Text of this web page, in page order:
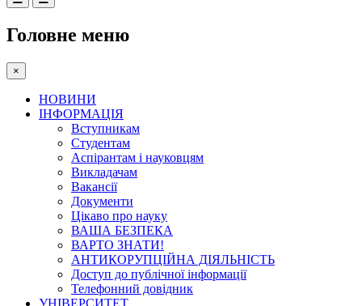
Головне меню
×
НОВИНИ
ІНФОРМАЦІЯ
Вступникам
Студентам
Аспірантам і науковцям
Викладачам
Вакансії
Документи
Цікаво про науку
ВАША БЕЗПЕКА
ВАРТО ЗНАТИ!
АНТИКОРУПЦІЙНА ДІЯЛЬНІСТЬ
Доступ до публічної інформації
Телефонний довідник
УНІВЕРСИТЕТ